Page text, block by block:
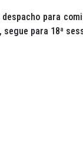
para
para 18ª